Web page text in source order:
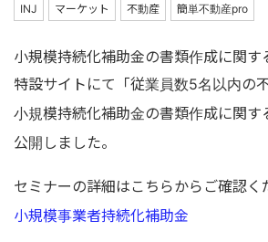
INJ
マーケット 不動産 簡単不動産pro
小規模持続化補助金の書類作成に関す
特設サイトにて「従業員数5名以内の
小規模持続化補助金の書類作成に関す
公開しました。
セミナーの詳細はこちらからご確認く
小規模事業者持続化補助金